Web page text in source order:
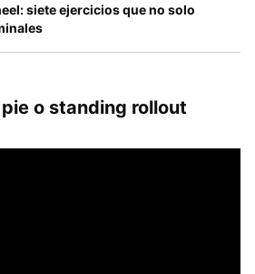
siete ejercicios que no solo
o standing rollout